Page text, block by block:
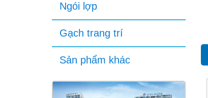
Ngói lợp
Gạch trang trí
Sản phẩm khác